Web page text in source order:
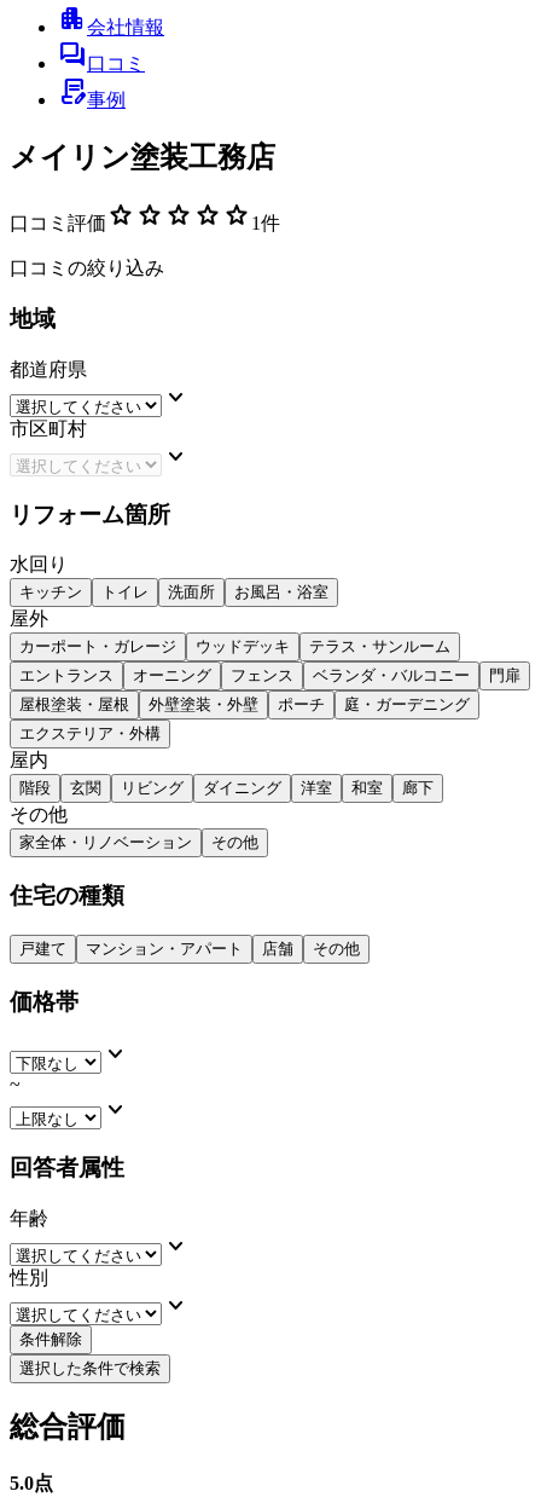
apartment会社情報
forum口コミ
contract_edit事例
メイリン塗装工務店
口コミ評価 star star star star star 1件
口コミの絞り込み
地域
都道府県
keyboard_arrow_down
市区町村
keyboard_arrow_down
リフォーム箇所
水回り
キッチン トイレ 洗面所 お風呂・浴室
屋外
カーポート・ガレージ ウッドデッキ
テラス・サンルーム
エントランス
オーニング フェンス ベランダ・バルコニー
門扉
屋根塗装・屋根
外壁塗装・外壁 ポーチ
庭・ガーデニング
エクステリア・外構
屋内
階段 玄関 リビング ダイニング 洋室 和室 廊下
その他
家全体・リノベーション その他
住宅の種類
戸建て マンション・アパート 店舗 その他
価格帯
keyboard_arrow_down
~
keyboard_arrow_down
回答者属性
年齢
keyboard_arrow_down
性別
keyboard_arrow_down
条件解除
選択した条件で検索
総合評価
5.0点